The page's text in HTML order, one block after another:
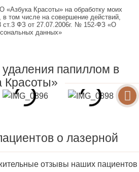
Красоты» на обработку моих
, в том числе на совершение действий,
ст.3 ФЗ от 27.07.2006г. № 152-ФЗ «О
данных»
папиллом в
Красоты»
о лазерной
отзывы наших пациентов